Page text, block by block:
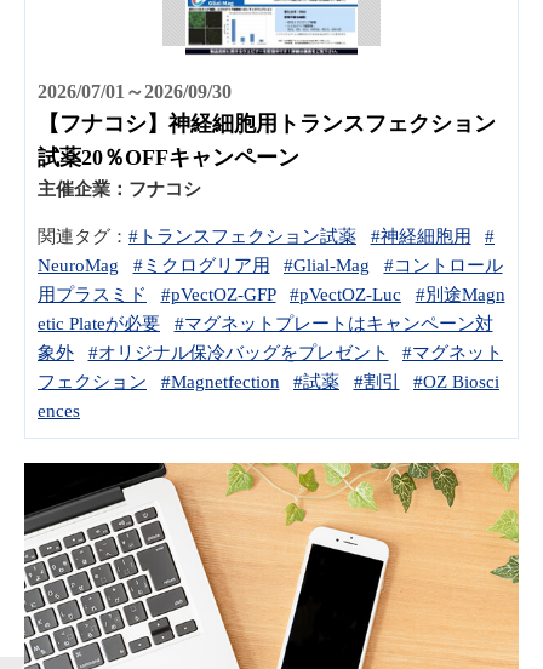
2026/07/01～2026/09/30
【フナコシ】神経細胞用トランスフェクション
試薬20％OFFキャンペーン
主催企業： フナコシ
関連タグ： #トランスフェクション試薬 #神経細胞用
#
NeuroMag
#ミクログリア用 #Glial-Mag
#コントロール
用プラスミド
#pVectOZ-GFP #pVectOZ-Luc
#別途Magn
etic Plateが必要
#マグネットプレートはキャンペーン対
象外
#オリジナル保冷バッグをプレゼント
#マグネット
フェクション
#Magnetfection #試薬 #割引
#OZ Biosci
ences